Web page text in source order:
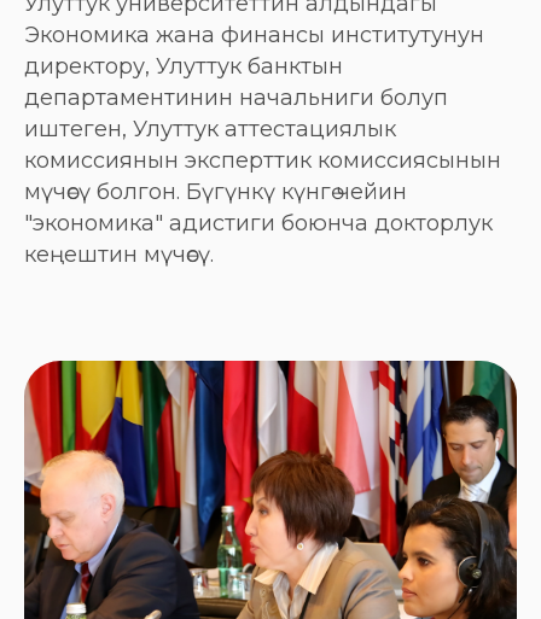
Экономика жана финансы институтунун
директору, Улуттук банктын
департаментинин начальниги болуп
иштеген, Улуттук аттестациялык
комиссиянын эксперттик комиссиясынын
мүчөсү болгон. Бүгүнкү күнгө чейин
"экономика" адистиги боюнча докторлук
кеңештин мүчөсү.